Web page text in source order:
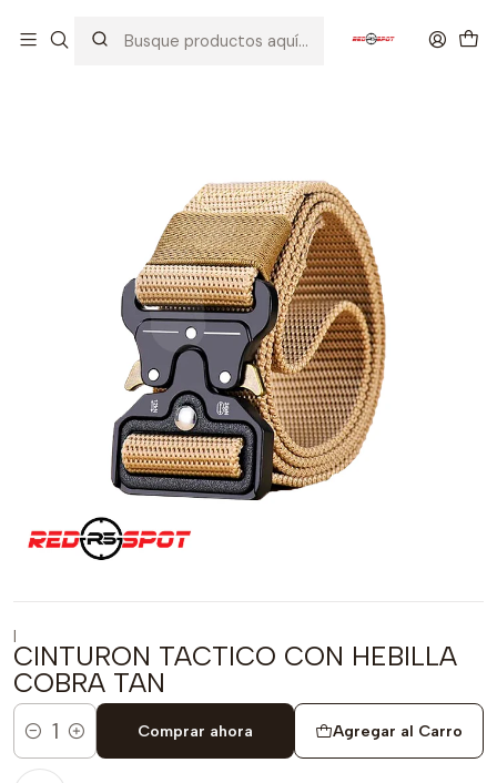
CINTURON TACTICO CON HEBILLA COBRA TAN
|
CINTURON TACTICO CON HEBILLA
COBRA TAN
Cantidad
Agregar al Carro
Comprar ahora